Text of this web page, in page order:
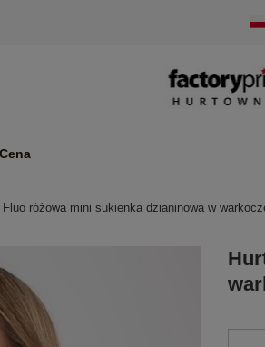
Fluo różowa mini sukienka dzianinowa w